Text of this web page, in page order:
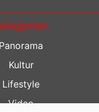
Panorama
Kultur
Lifestyle
Video